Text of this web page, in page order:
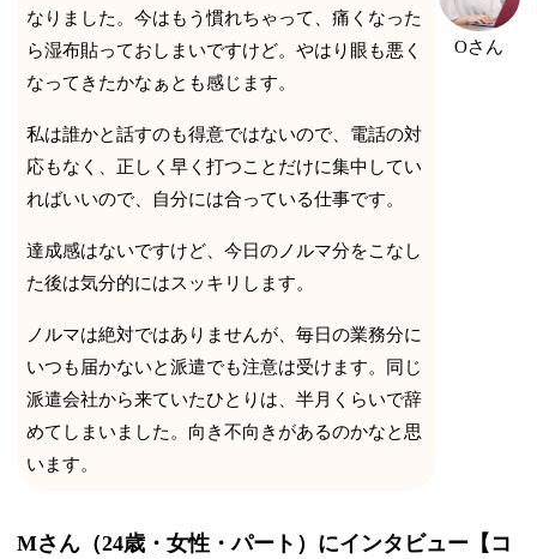
なりました。今はもう慣れちゃって、痛くなった
ら湿布貼っておしまいですけど。やはり眼も悪く
なってきたかなぁとも感じます。
私は誰かと話すのも得意ではないので、電話の対
応もなく、正しく早く打つことだけに集中してい
ればいいので、自分には合っている仕事です。
達成感はないですけど、今日のノルマ分をこなし
た後は気分的にはスッキリします。
ノルマは絶対ではありませんが、毎日の業務分に
いつも届かないと派遣でも注意は受けます。同じ
派遣会社から来ていたひとりは、半月くらいで辞
めてしまいました。向き不向きがあるのかなと思
います。
Oさん
Mさん（24歳・女性・パート）にインタビュー【コ